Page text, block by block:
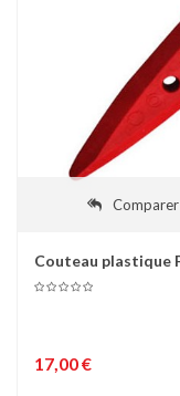
Comparer
Couteau plastique
17,00 €